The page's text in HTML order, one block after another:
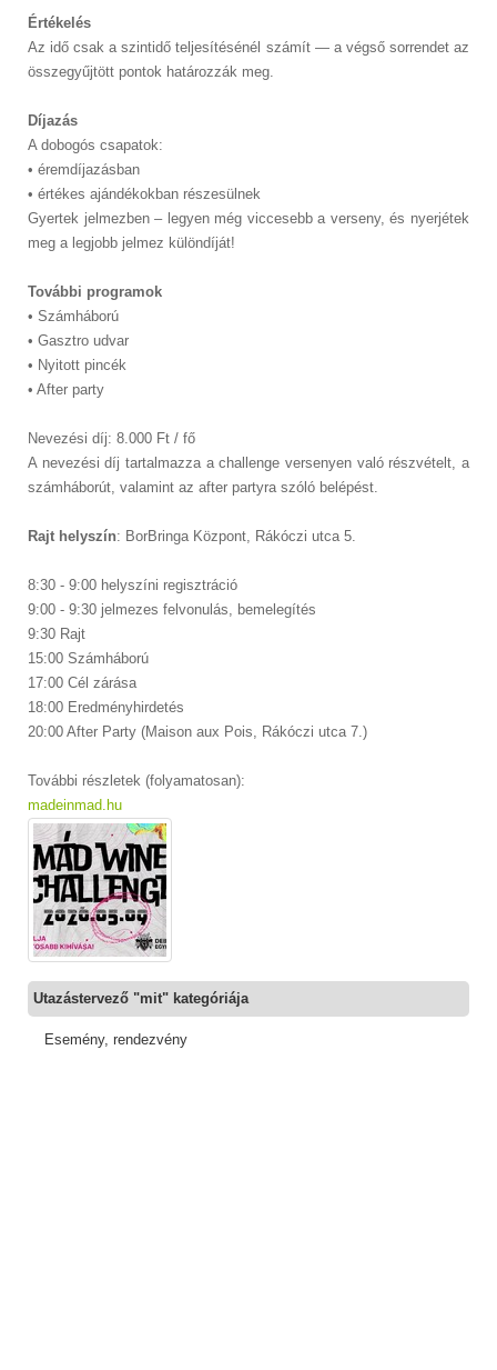
Értékelés
Az idő csak a szintidő teljesítésénél számít — a végső sorrendet az
összegyűjtött pontok határozzák meg.
Díjazás
A dobogós csapatok:
• éremdíjazásban
• értékes ajándékokban részesülnek
Gyertek jelmezben – legyen még viccesebb a verseny, és nyerjétek
meg a legjobb jelmez különdíját!
További programok
• Számháború
• Gasztro udvar
• Nyitott pincék
• After party
Nevezési díj: 8.000 Ft / fő
A nevezési díj tartalmazza a challenge versenyen való részvételt, a
számháborút, valamint az after partyra szóló belépést.
Rajt helyszín: BorBringa Központ, Rákóczi utca 5.
8:30 - 9:00 helyszíni regisztráció
9:00 - 9:30 jelmezes felvonulás, bemelegítés
9:30 Rajt
15:00 Számháború
17:00 Cél zárása
18:00 Eredményhirdetés
20:00 After Party (Maison aux Pois, Rákóczi utca 7.)
További részletek (folyamatosan):
madeinmad.hu
Utazástervező "mit" kategóriája
Esemény, rendezvény